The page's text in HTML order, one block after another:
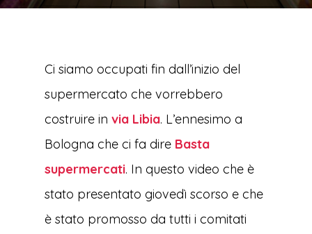
Ci siamo occupati fin dall’inizio del
supermercato che vorrebbero
costruire in via Libia. L’ennesimo a
Bologna che ci fa dire Basta
supermercati. In questo video che è
stato presentato giovedì scorso e che
è stato promosso da tutti i comitati